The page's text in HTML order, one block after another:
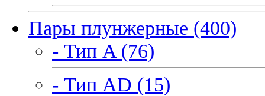
Пары плунжерные (400)
- Тип A (76)
- Тип AD (15)